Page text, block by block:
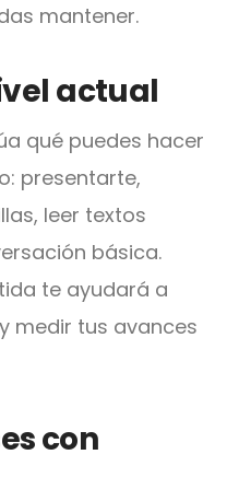
mantener.
actual
qué puedes hacer
presentarte,
leer textos
básica.
te ayudará a
medir tus avances
con